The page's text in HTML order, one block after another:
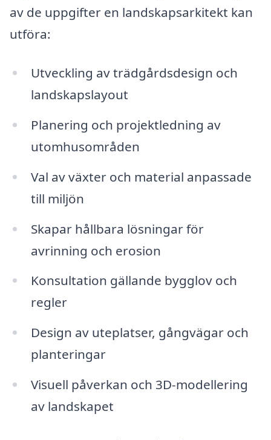
av de uppgifter en landskapsarkitekt kan
utföra:
Utveckling av trädgårdsdesign och
landskapslayout
Planering och projektledning av
utomhusområden
Val av växter och material anpassade
till miljön
Skapar hållbara lösningar för
avrinning och erosion
Konsultation gällande bygglov och
regler
Design av uteplatser, gångvägar och
planteringar
Visuell påverkan och 3D-modellering
av landskapet